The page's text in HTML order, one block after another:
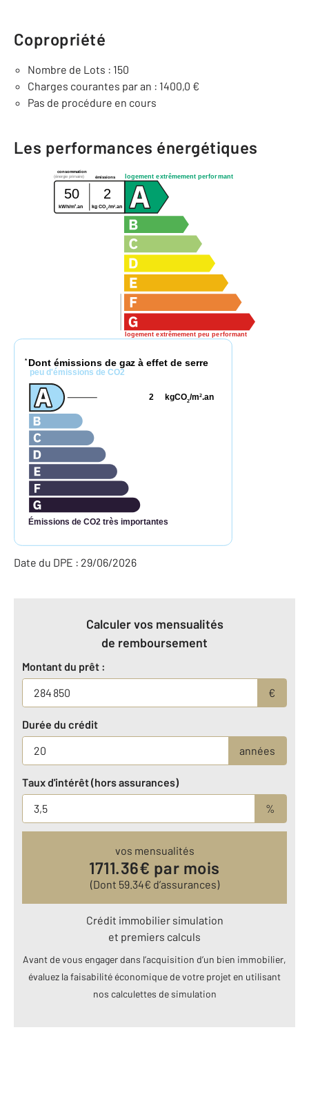
Copropriété
Nombre de Lots : 150
Charges courantes par an : 1400,0 €
Pas de procédure en cours
Les performances énergétiques
logement extrêmement performant
logement extrêmement peu performant
consommation
émissions
(énergie primaire)
50 2
kWh/m2.an kg CO2 /m2.an
* Dont émissions de gaz à effet de serre
peu d'émissions de CO2
Émissions de CO2 très importantes
kgCO2/m2.an
2
Date du DPE : 29/06/2026
Calculer vos mensualités
de remboursement
Montant du prêt :
€
Durée du crédit
années
Taux d'intérêt (hors assurances)
%
vos mensualités
1711.36€ par mois
(Dont 59.34€ d’assurances)
Crédit immobilier simulation
et premiers calculs
Avant de vous engager dans l’acquisition d’un bien immobilier,
évaluez la faisabilité économique de votre projet en utilisant
nos calculettes de simulation